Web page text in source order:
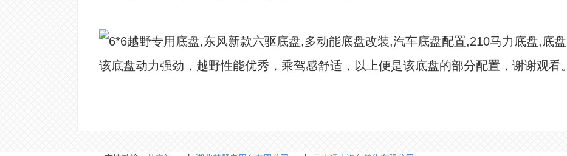
该底盘动力强劲，越野性能优秀，乘驾感舒适，以上便是该底盘的部分配置，谢谢观看。